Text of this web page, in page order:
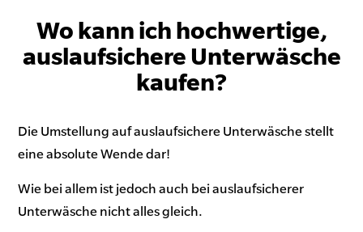
Wo kann ich hochwertige,
auslaufsichere Unterwäsche
kaufen?
Die Umstellung auf auslaufsichere Unterwäsche stellt
eine absolute Wende dar!
Wie bei allem ist jedoch auch bei auslaufsicherer
Unterwäsche nicht alles gleich.